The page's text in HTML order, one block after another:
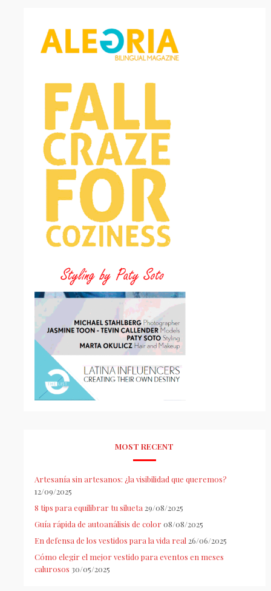
MOST RECENT
Artesanía sin artesanos: ¿la visibilidad que queremos?
12/09/2025
8 tips para equilibrar tu silueta29/08/2025
Guía rápida de autoanálisis de color 08/08/2025
En defensa de los vestidos para la vida real26/06/2025
Cómo elegir el mejor vestido para eventos en meses
calurosos 30/05/2025